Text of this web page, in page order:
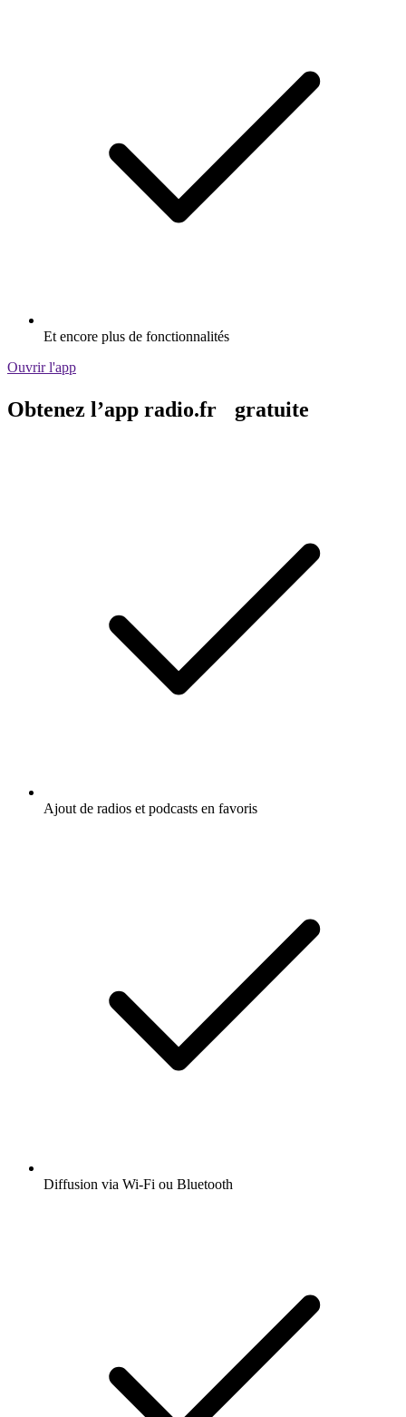
Et encore plus de fonctionnalités
Ouvrir l'app
Obtenez l’app radio.fr gratuite
Ajout de radios et podcasts en favoris
Diffusion via Wi-Fi ou Bluetooth